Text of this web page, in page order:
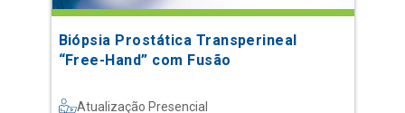
Biópsia Prostática Transperineal
“Free-Hand” com Fusão
Atualização Presencial